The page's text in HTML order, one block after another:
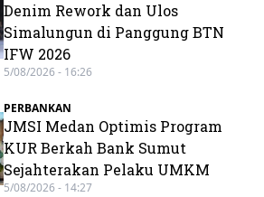
Denim Rework dan Ulos
Simalungun di Panggung BTN
IFW 2026
5/08/2026 - 16:26
PERBANKAN
JMSI Medan Optimis Program
KUR Berkah Bank Sumut
Sejahterakan Pelaku UMKM
5/08/2026 - 14:27